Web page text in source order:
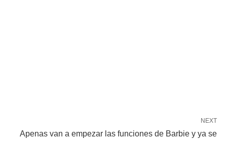
NEXT
Apenas van a empezar las funciones de Barbie y ya se